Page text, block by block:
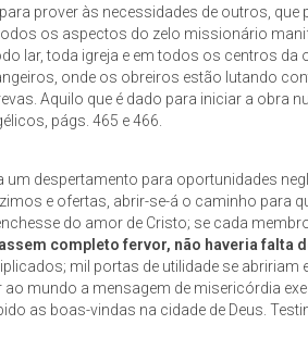
prover às necessidades de outros,
os aspectos do zelo missionário
lar, toda igreja e em todos os centros da
onde os obreiros estão lutando
Aquilo que é dado para iniciar a obra
págs. 465 e 466.
um despertamento para oportunidades
e ofertas, abrir-se-á o caminho para
do amor de Cristo; se cada
completo fervor, não haveria falta
mil portas de utilidade se abririam
mundo a mensagem de misericórdia
as boas-vindas na cidade de Deus.